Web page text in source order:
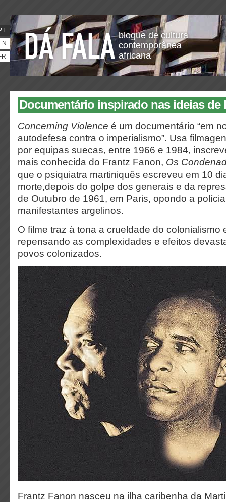
blogue de cultura
contemporânea
africana
Documentário inspirado nas ideias de
Concerning Violence é um documentário “em
autodefesa contra o imperialismo”. Usa
por equipas suecas, entre 1966 e 1984,
mais conhecida do Frantz Fanon, Os
que o psiquiatra martiniquês escreveu em 10
morte,depois do golpe dos generais e da
de Outubro de 1961, em Paris, opondo a
manifestantes argelinos.
O filme traz à tona a crueldade do colonialismo
repensando as complexidades e efeitos
povos colonizados.
Frantz Fanon nasceu na ilha caribenha da